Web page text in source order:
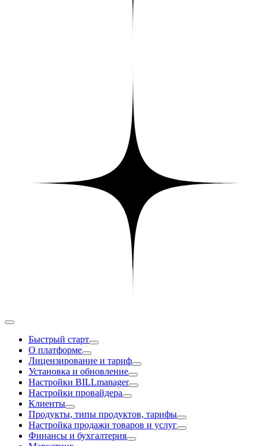
Быстрый старт
О платформе
Лицензирование и тариф
Установка и обновление
Настройки BILLmanager
Настройки провайдера
Клиенты
Продукты, типы продуктов, тарифы
Настройка продажи товаров и услуг
Финансы и бухгалтерия